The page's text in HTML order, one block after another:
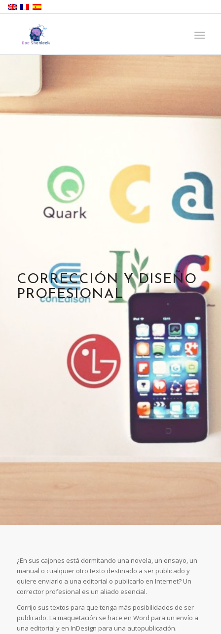
CORRECCIÓN Y DISEÑO
PROFESIONAL
¿En sus cajones está dormitando una novela, un ensayo, un
manual o cualquier otro texto destinado a ser publicado y
quiere enviarlo a una editorial o publicarlo en Internet? Un
corrector profesional es un aliado esencial.
Corrijo sus textos para que tenga más posibilidades de ser
publicado. La maquetación se hace en Word para un envío a
una editorial y en InDesign para una autopublicación.